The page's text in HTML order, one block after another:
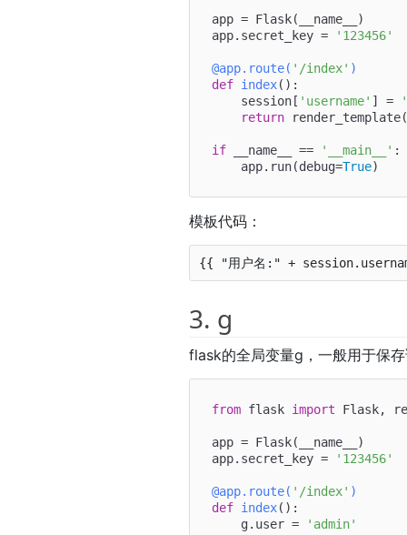
app = Flask(__name__)
app.secret_key =
'123456'
@app.route( '/index' )
def index():
    session[
'username' ] =
return
if __name__ == '__main__' :
    app.run(debug=
True
模板代码：
3. g
flask的全局变量g，一般用于保
from flask import Flask,
app = Flask(__name__)
app.secret_key =
'123456'
@app.route( '/index' )
def index():
    g.user =
'admin'